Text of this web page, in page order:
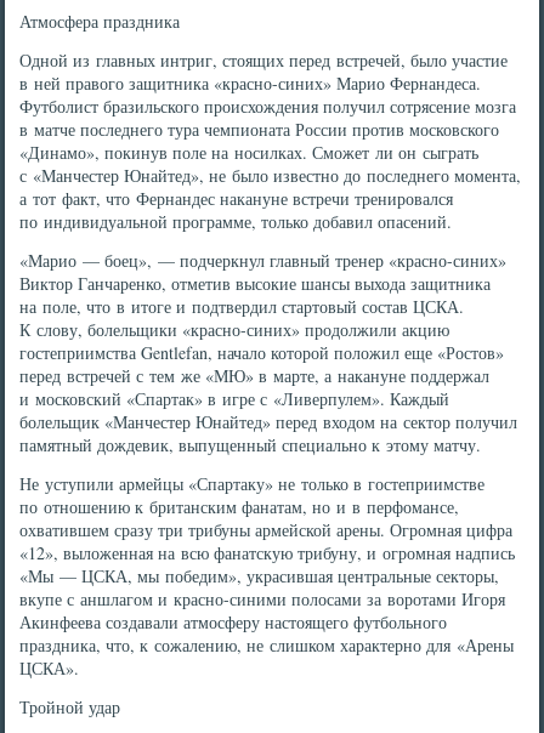
Атмосфера праздника
Одной из главных интриг, стоящих перед встречей, было участие
в ней правого защитника «красно-синих» Марио Фернандеса.
Футболист бразильского происхождения получил сотрясение мозга
в матче последнего тура чемпионата России против московского
«Динамо», покинув поле на носилках. Сможет ли он сыграть
с «Манчестер Юнайтед», не было известно до последнего момента,
а тот факт, что Фернандес накануне встречи тренировался
по индивидуальной программе, только добавил опасений.
«Марио — боец», — подчеркнул главный тренер «красно-синих»
Виктор Ганчаренко, отметив высокие шансы выхода защитника
на поле, что в итоге и подтвердил стартовый состав ЦСКА.
К слову, болельщики «красно-синих» продолжили акцию
гостеприимства Gentlefan, начало которой положил еще «Ростов»
перед встречей с тем же «МЮ» в марте, а накануне поддержал
и московский «Спартак» в игре с «Ливерпулем». Каждый
болельщик «Манчестер Юнайтед» перед входом на сектор получил
памятный дождевик, выпущенный специально к этому матчу.
Не уступили армейцы «Спартаку» не только в гостеприимстве
по отношению к британским фанатам, но и в перфомансе,
охватившем сразу три трибуны армейской арены. Огромная цифра
«12», выложенная на всю фанатскую трибуну, и огромная надпись
«Мы — ЦСКА, мы победим», украсившая центральные секторы,
вкупе с аншлагом и красно-синими полосами за воротами Игоря
Акинфеева создавали атмосферу настоящего футбольного
праздника, что, к сожалению, не слишком характерно для «Арены
ЦСКА».
Тройной удар